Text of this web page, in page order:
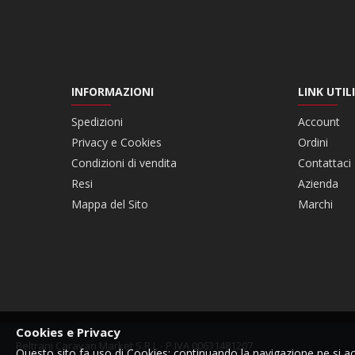
INFORMAZIONI
Spedizioni
Privacy e Cookies
Condizioni di vendita
Resi
Mappa del Sito
LINK UTILI
Account
Ordini
Contattaci
Azienda
Marchi
Beltrani Caravan Market S.R.L - P.IVA 00631481207
Cookies e Privacy